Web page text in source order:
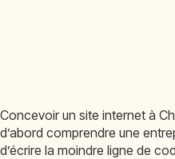
Concevoir un site internet à
d’abord comprendre une
d’écrire la moindre ligne de